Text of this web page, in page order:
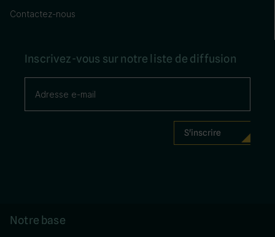
Contactez-nous
Inscrivez-vous sur notre liste de diffusion
Notre base